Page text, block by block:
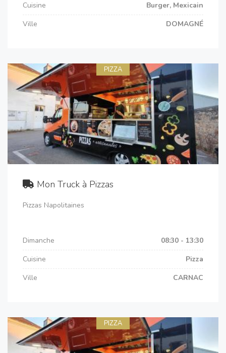
Cuisine
Burger, Mexicain
Ville
DOMAGNÉ
PIZZA
Mon Truck à Pizzas
Pizzas Napolitaines
Dimanche
08:30 - 13:30
Cuisine
Pizza
Ville
CARNAC
PIZZA